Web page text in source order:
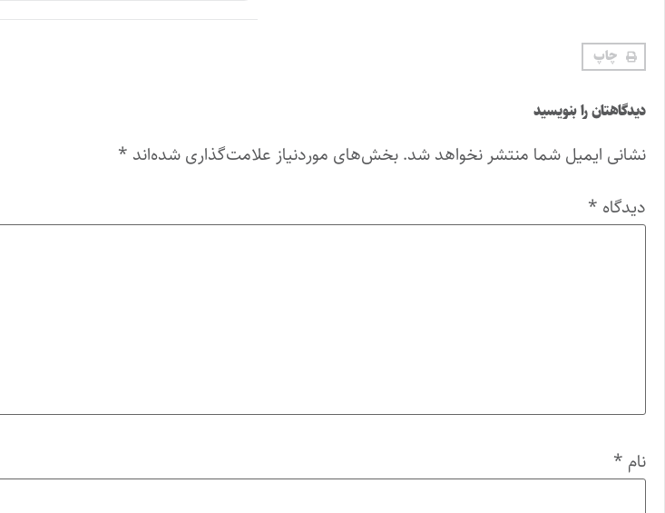
چاپ
دیدگاهتان را بنویسید
نشانی ایمیل شما منتشر نخواهد شد. بخش‌های موردنیاز علامت‌گذاری شده‌اند *
دیدگاه *
نام *